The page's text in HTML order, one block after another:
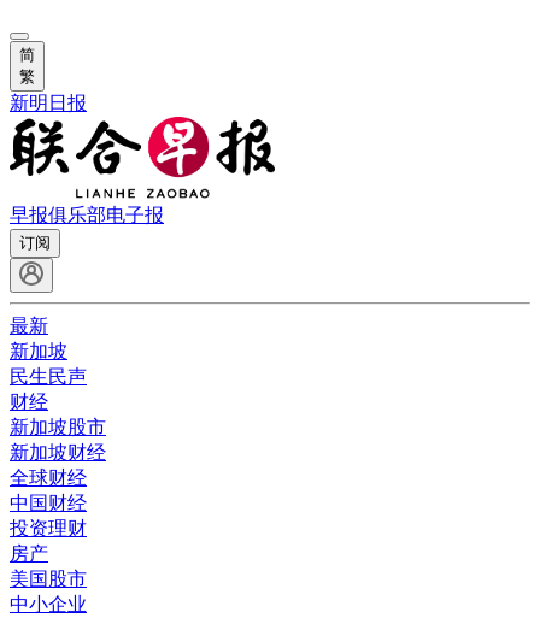
简
繁
新明日报
早报俱乐部电子报
订阅
最新
新加坡
民生民声
财经
新加坡股市
新加坡财经
全球财经
中国财经
投资理财
房产
美国股市
中小企业